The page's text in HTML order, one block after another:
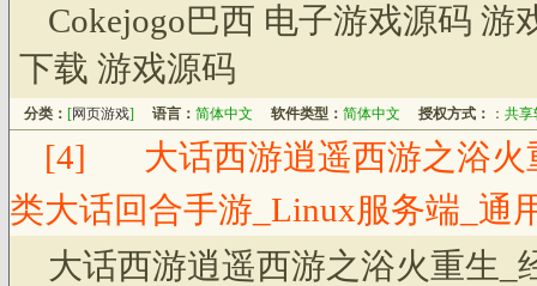
Cokejogo巴西 电子游戏源码
下载 游戏源码
分类： [网页游戏] 语言： 简体中文 软件类型： 简体中文 授权方式： ： 共享
[4]
大话西游逍遥西游之浴
类大话回合手游_Linux服务端_通
大话西游逍遥西游之浴火重生